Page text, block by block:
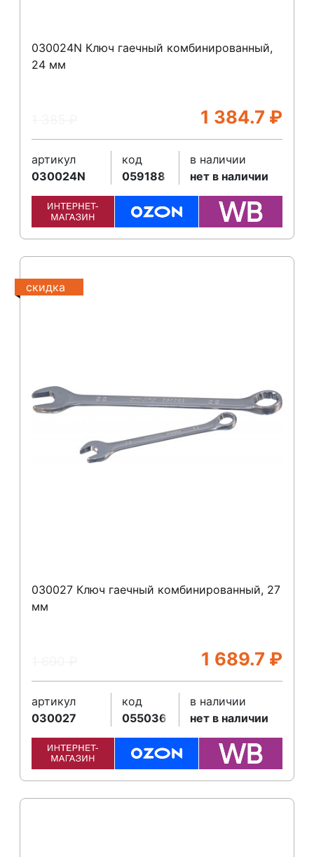
030024N Ключ гаечный комбинированный,
24 мм
1 384.7 ₽
артикул
030024N
код
059188
в наличии
нет в наличии
скидка
030027 Ключ гаечный комбинированный, 27
мм
1 689.7 ₽
артикул
030027
код
055036
в наличии
нет в наличии